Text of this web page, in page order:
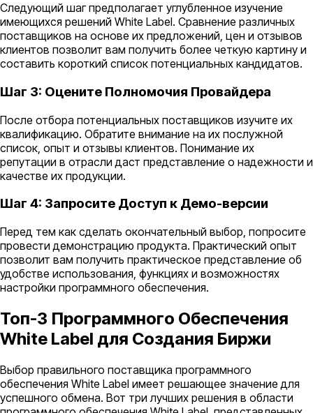
Следующий шаг предполагает углубленное изучение
имеющихся решений White Label. Сравнение различных
поставщиков на основе их предложений, цен и отзывов
клиентов позволит вам получить более четкую картину и
составить короткий список потенциальных кандидатов.
Шаг 3: Оцените Полномочия Провайдера
После отбора потенциальных поставщиков изучите их
квалификацию. Обратите внимание на их послужной
список, опыт и отзывы клиентов. Понимание их
репутации в отрасли даст представление о надежности и
качестве их продукции.
Шаг 4: Запросите Доступ к Демо-версии
Перед тем как сделать окончательный выбор, попросите
провести демонстрацию продукта. Практический опыт
позволит вам получить практическое представление об
удобстве использования, функциях и возможностях
настройки программного обеспечения.
Топ-3 Программного Обеспечения
White Label для Создания Биржи
Выбор правильного поставщика программного
обеспечения White Label имеет решающее значение для
успешного обмена. Вот три лучших решения в области